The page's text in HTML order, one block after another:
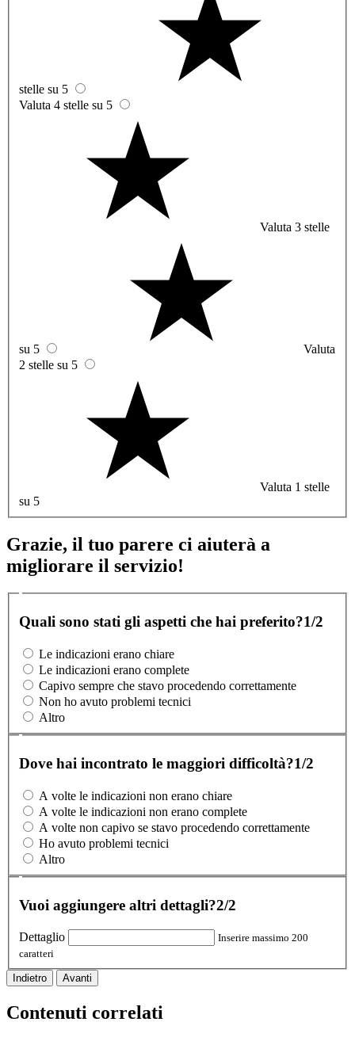
stelle su 5
Valuta 4 stelle su 5
Valuta 3 stelle
su 5
Valuta
2 stelle su 5
Valuta 1 stelle
su 5
Grazie, il tuo parere ci aiuterà a
migliorare il servizio!
Quali sono stati gli aspetti che hai preferito?1/2
Le indicazioni erano chiare
Le indicazioni erano complete
Capivo sempre che stavo procedendo correttamente
Non ho avuto problemi tecnici
Altro
Dove hai incontrato le maggiori difficoltà?1/2
A volte le indicazioni non erano chiare
A volte le indicazioni non erano complete
A volte non capivo se stavo procedendo correttamente
Ho avuto problemi tecnici
Altro
Vuoi aggiungere altri dettagli?2/2
Dettaglio
Inserire massimo 200
caratteri
Indietro Avanti
Contenuti correlati